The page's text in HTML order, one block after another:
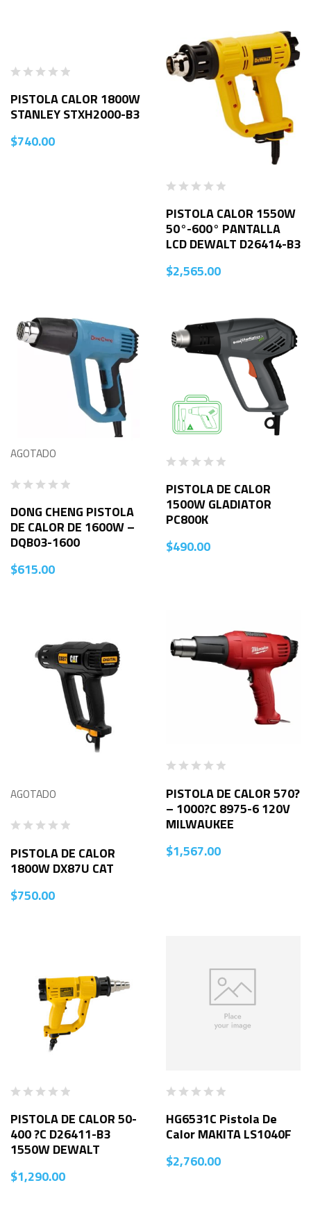
PISTOLA CALOR 1800W
STANLEY STXH2000-B3
$740.00
PISTOLA CALOR 1550W
50°-600° PANTALLA
LCD DEWALT D26414-B3
$2,565.00
AGOTADO
DONG CHENG PISTOLA
DE CALOR DE 1600W –
DQB03-1600
$615.00
PISTOLA DE CALOR
1500W GLADIATOR
PC800K
$490.00
AGOTADO
PISTOLA DE CALOR
1800W DX87U CAT
$750.00
PISTOLA DE CALOR 570?
– 1000?C 8975-6 120V
MILWAUKEE
$1,567.00
PISTOLA DE CALOR 50-
400 ?C D26411-B3
1550W DEWALT
$1,290.00
HG6531C Pistola De
Calor MAKITA LS1040F
$2,760.00